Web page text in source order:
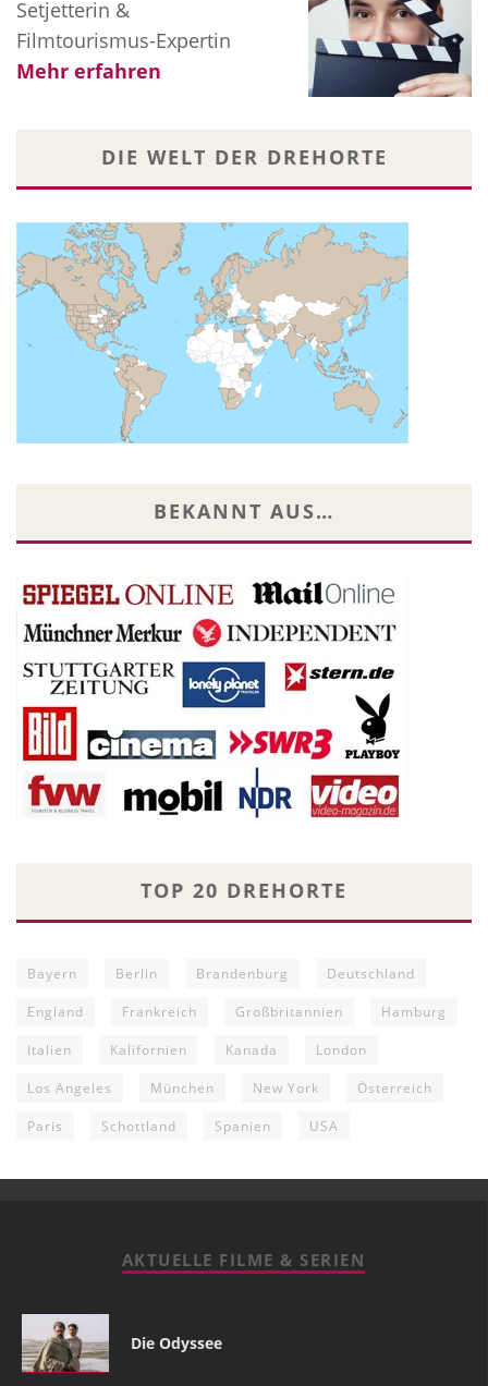
Setjetterin &
Filmtourismus-Expertin
Mehr erfahren
DIE WELT DER DREHORTE
BEKANNT AUS…
TOP 20 DREHORTE
Bayern Berlin Brandenburg Deutschland
England Frankreich Großbritannien Hamburg
Italien Kalifornien Kanada London
Los Angeles München New York Österreich
Paris Schottland Spanien USA
AKTUELLE FILME & SERIEN
Die Odyssee